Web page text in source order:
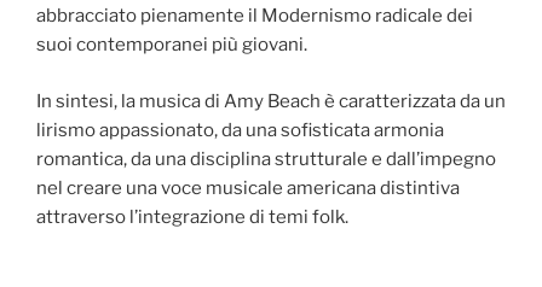
abbracciato pienamente il Modernismo radicale dei
suoi contemporanei più giovani.
In sintesi, la musica di Amy Beach è caratterizzata da un
lirismo appassionato, da una sofisticata armonia
romantica, da una disciplina strutturale e dall’impegno
nel creare una voce musicale americana distintiva
attraverso l’integrazione di temi folk.